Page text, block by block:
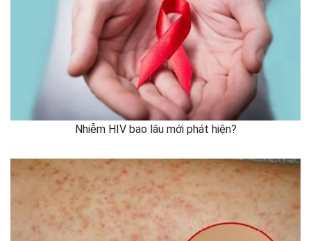
Nhiễm HIV bao lâu mới phát hiện?